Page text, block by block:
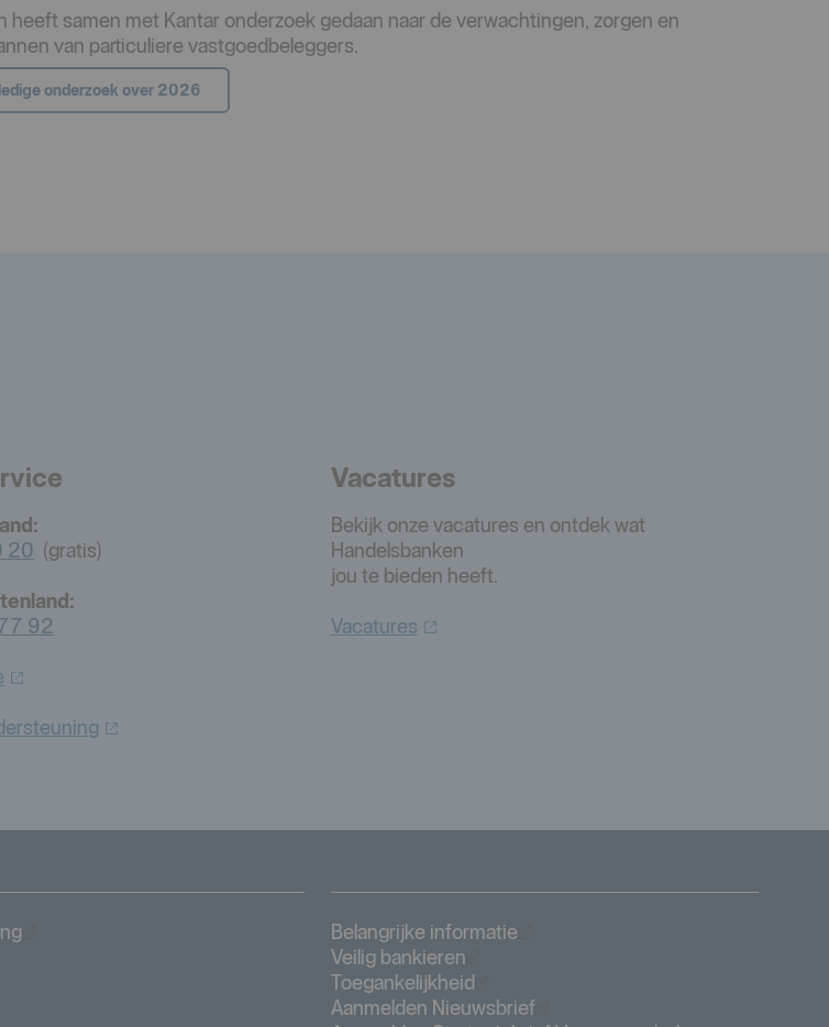
heeft samen met Kantar onderzoek gedaan naar de verwachtingen, zorgen en
van particuliere vastgoedbeleggers.
onderzoek over 2026
20 (gratis)
92
Vacatures
Bekijk onze vacatures en ontdek wat
Handelsbanken
jou te bieden heeft.
Vacatures
Belangrijke informatie
Veilig bankieren
Toegankelijkheid
Aanmelden Nieuwsbrief